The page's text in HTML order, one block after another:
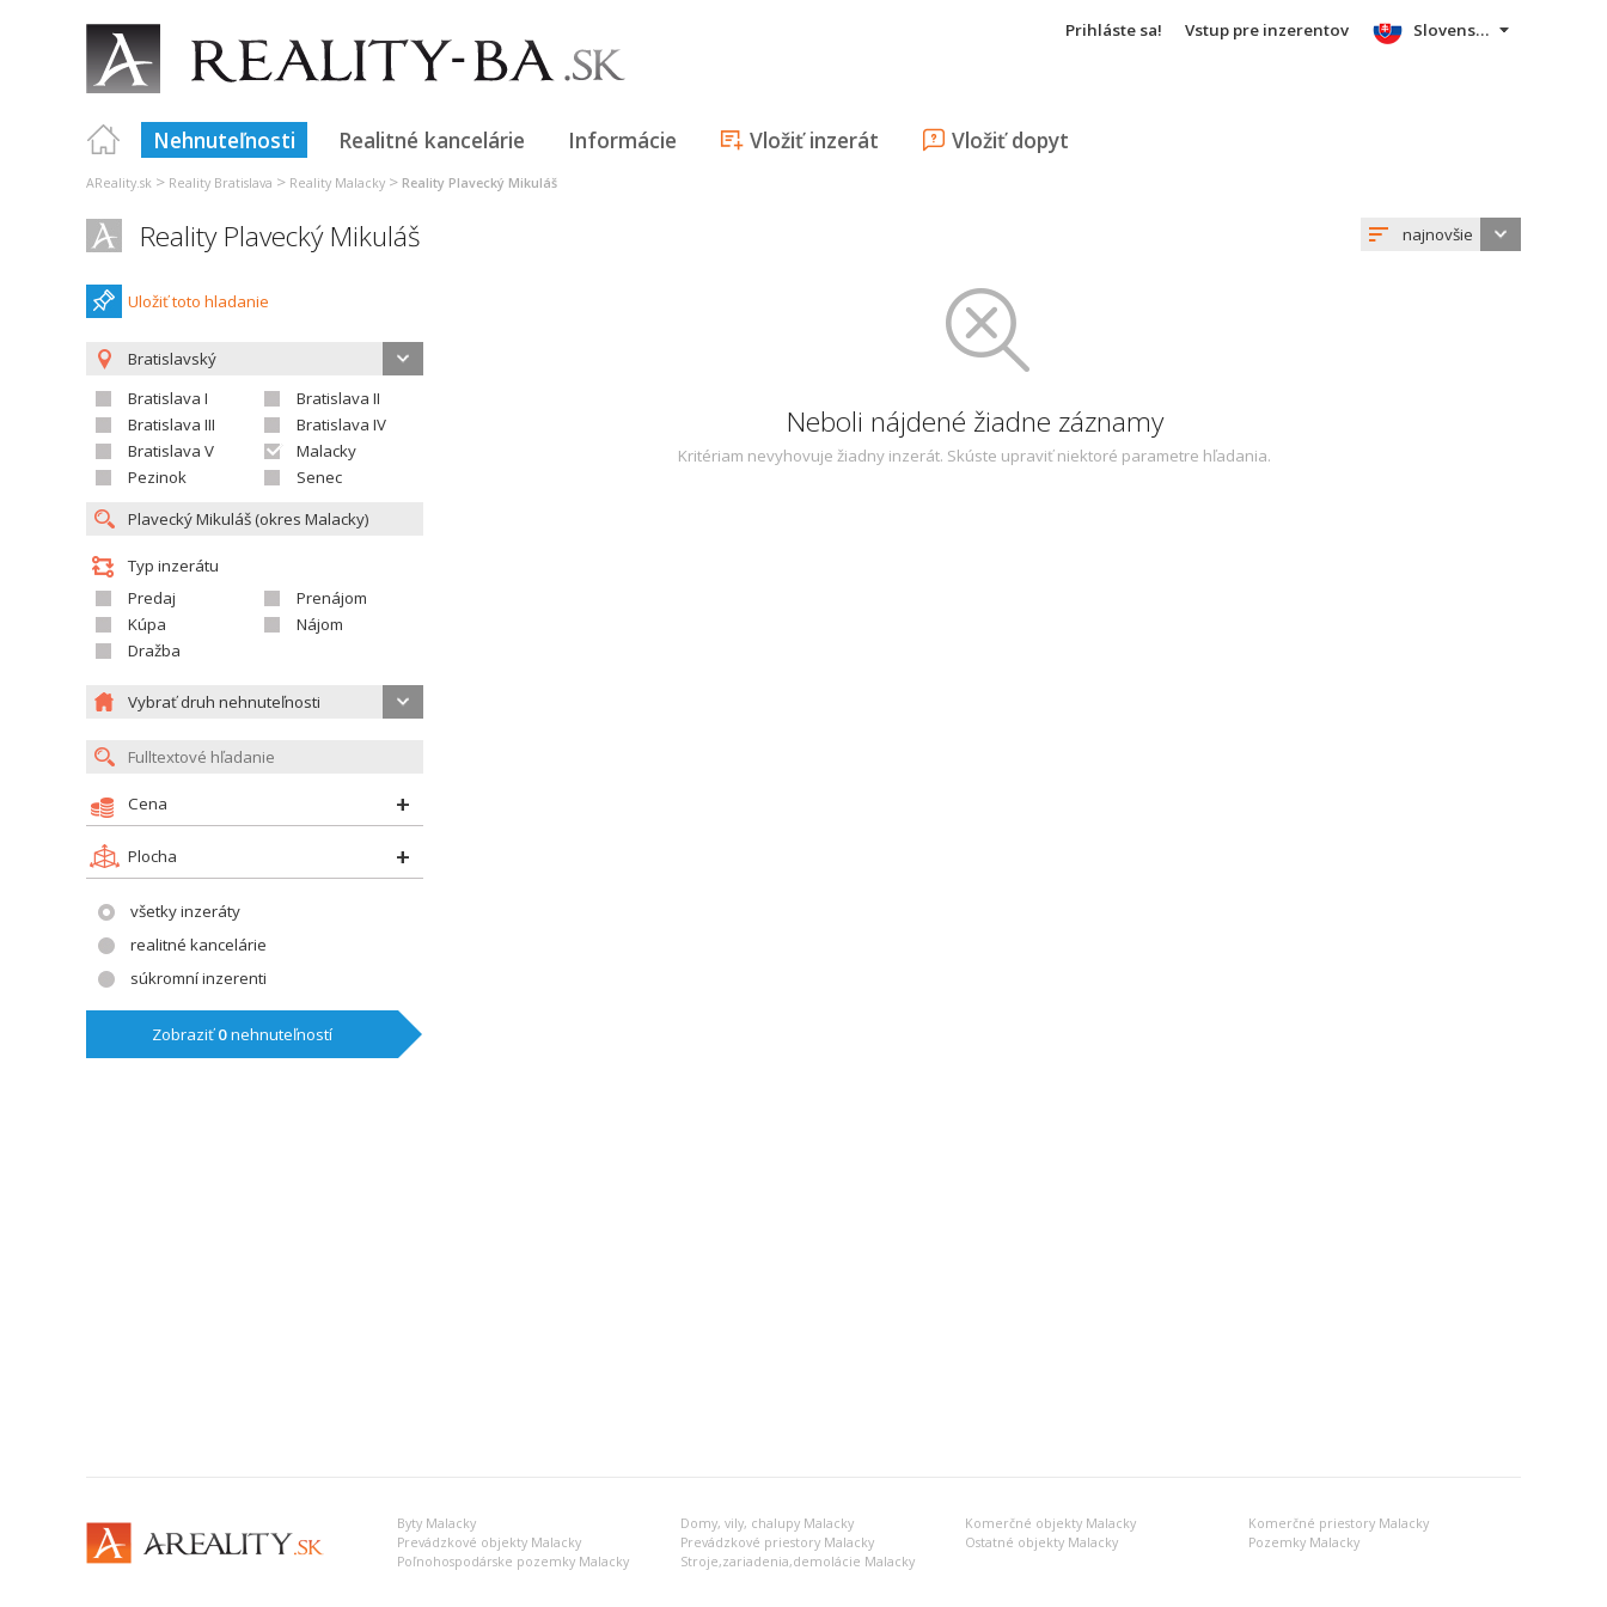
Prihláste sa! Vstup pre inzerentov
Nehnuteľnosti Realitné kancelárie Informácie Vložiť inzerát Vložiť dopyt
Slovensky
AReality.sk > Reality Bratislava > Reality Malacky > Reality Plavecký Mikuláš
Reality Plavecký Mikuláš najnovšie
Uložiť toto hladanie
Bratislavský
Bratislava I
Bratislava II
Bratislava III
Bratislava IV
Bratislava V
Malacky
Pezinok
Senec
Typ inzerátu
Predaj
Prenájom
Kúpa
Nájom
Dražba
Vybrať druh nehnuteľnosti
Cena
Plocha
všetky inzeráty
realitné kancelárie
súkromní inzerenti
Zobraziť0nehnuteľností
Neboli nájdené žiadne záznamy
Kritériam nevyhovuje žiadny inzerát. Skúste upraviť niektoré parametre hľadania.
Byty Malacky Domy, vily, chalupy Malacky Komerčné objekty Malacky
Komerčné priestory Malacky
Prevádzkové objekty Malacky
Prevádzkové priestory Malacky Ostatné objekty Malacky
Pozemky Malacky
Poľnohospodárske pozemky Malacky
Stroje,zariadenia,demolácie Malacky